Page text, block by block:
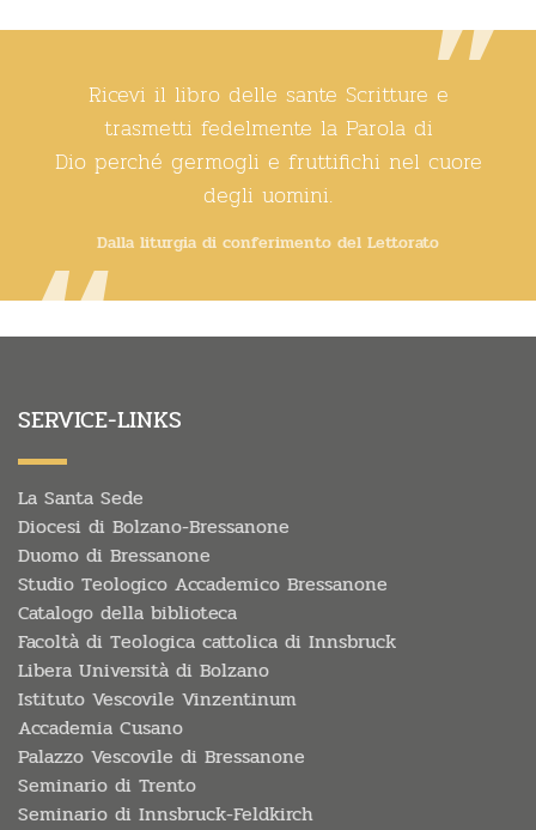
Ricevi il libro delle sante Scritture e
trasmetti fedelmente la Parola di
Dio perché germogli e fruttifichi nel cuore
degli uomini.
Dalla liturgia di conferimento del Lettorato
SERVICE-LINKS
La Santa Sede
Diocesi di Bolzano-Bressanone
Duomo di Bressanone
Studio Teologico Accademico Bressanone
Catalogo della biblioteca
Facoltà di Teologica cattolica di Innsbruck
Libera Università di Bolzano
Istituto Vescovile Vinzentinum
Accademia Cusano
Palazzo Vescovile di Bressanone
Seminario di Trento
Seminario di Innsbruck-Feldkirch